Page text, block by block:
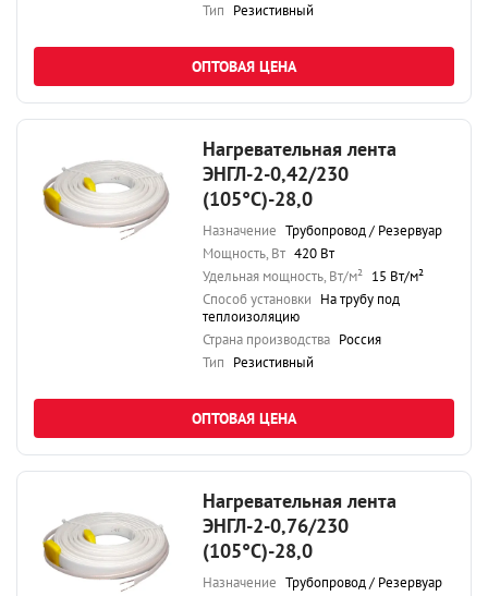
Тип Резистивный
ОПТОВАЯ ЦЕНА
Нагревательная лента
ЭНГЛ-2-0,42/230
(105°С)-28,0
Назначение Трубопровод / Резервуар
Мощность, Вт 420 Вт
Удельная мощность, Вт/м² 15 Вт/м²
Способ установки На трубу под
теплоизоляцию
Страна производства Россия
Тип Резистивный
ОПТОВАЯ ЦЕНА
Нагревательная лента
ЭНГЛ-2-0,76/230
(105°С)-28,0
Назначение Трубопровод / Резервуар